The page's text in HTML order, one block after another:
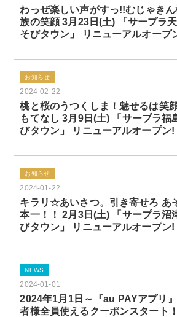
わっぜ楽しい声がすっ!!むじゃき
族の笑顔 3月23日(土) 「サープラ
そびタウン」 リニューアルオープ
お知らせ
2024-02-22
桃と桜のうつくしま！魅せるは笑
もてなし 3月9日(土) 「サープラ福
びタウン」 リニューアルオープン!
お知らせ
2024-01-22
キラリ☆あいさつ。引き寄せろ あ
本一！！ 2月3日(土) 「サープラ沼
びタウン」 リニューアルオープン!
NEWS
2024-01-01
2024年1月1日～『au PAYアプリ
者様全員使えるクーポンスタート！